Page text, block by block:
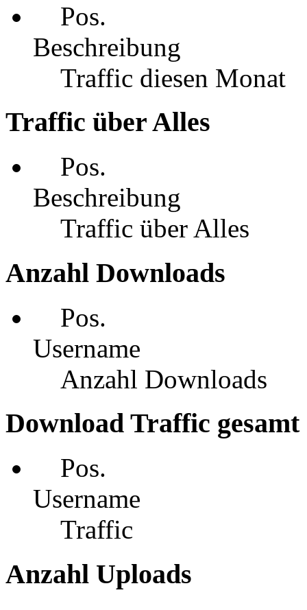
Pos.
Beschreibung
Traffic diesen Monat
Traffic über Alles
Pos.
Beschreibung
Traffic über Alles
Anzahl Downloads
Pos.
Username
Anzahl Downloads
Download Traffic gesamt
Pos.
Username
Traffic
Anzahl Uploads